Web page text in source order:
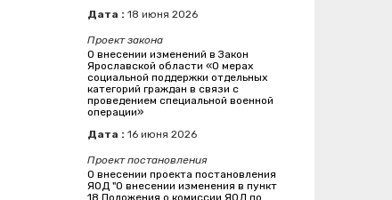
Дата : 18 июня 2026
Проект закона
О внесении изменений в Закон
Ярославской области «О мерах
социальной поддержки отдельных
категорий граждан в связи с
проведением специальной военной
операции»
Дата : 16 июня 2026
Проект постановления
О внесении проекта постановления
ЯОД "О внесении изменения в пункт
18 Положения о комиссии ЯОД по